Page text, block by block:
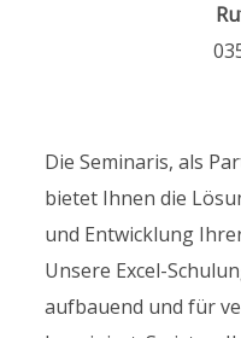
Die Seminaris, als
bietet Ihnen die
und Entwicklung
Unsere Excel-
aufbauend und für